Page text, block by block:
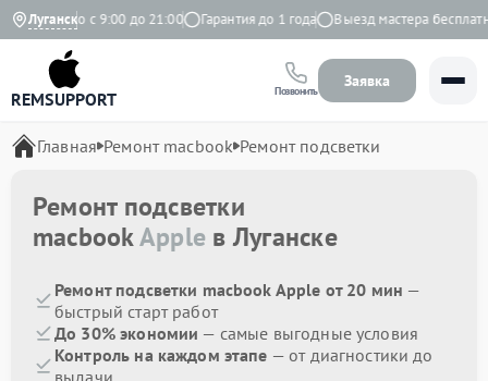
Луганскс 9:00 до 21:00 Гарантия до 1 года Выезд мастера бесплатно
REMSUPPORT Позвонить
Заявка
Главная Ремонт macbook Ремонт подсветки
Ремонт подсветки
macbookApple в Луганске
Ремонт подсветки macbook Apple от 20 мин —
быстрый старт работ
До 30% экономии — самые выгодные условия
Контроль на каждом этапе — от диагностики до
выдачи